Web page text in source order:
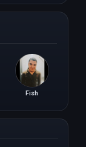
Fish